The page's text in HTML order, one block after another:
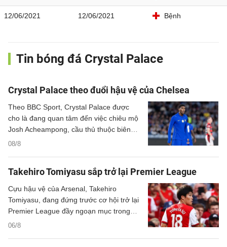
12/06/2021 12/06/2021 Bệnh
Tin bóng đá Crystal Palace
Crystal Palace theo đuổi hậu vệ của Chelsea
08/8
Theo BBC Sport, Crystal Palace được
cho là đang quan tâm đến việc chiêu mộ
Josh Acheampong, cầu thủ thuộc biên
chế của Chelsea.
Takehiro Tomiyasu sắp trở lại Premier League
06/8
Cựu hậu vệ của Arsenal, Takehiro
Tomiyasu, đang đứng trước cơ hội trở lại
Premier League đầy ngoạn mục trong
màu áo Crystal Palace.